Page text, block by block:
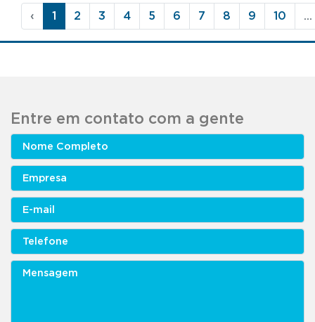
‹ 1 2 3 4 5 6 7 8 9 10 ...
Entre em contato com a gente